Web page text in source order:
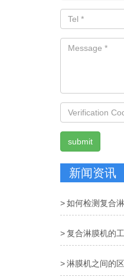
新闻资讯
如何检测复合
复合淋膜机的
淋膜机之间的